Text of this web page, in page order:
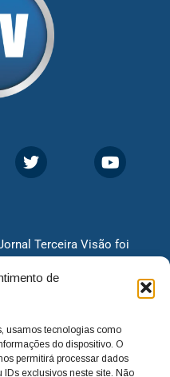
de
usamos tecnologias como
do dispositivo. O
permitirá processar dados
exclusivos neste site. Não
Terceira Visão foi
época só existiam
o jornal continua
notícias. Nunca
do cidadão, sempre